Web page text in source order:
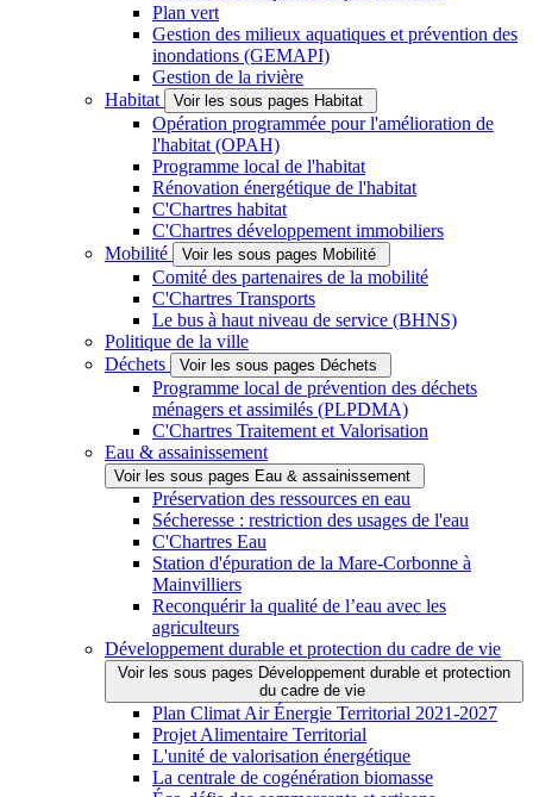
Plan vert
Gestion des milieux aquatiques et prévention des
inondations (GEMAPI)
Gestion de la rivière
Habitat
Voir les sous pages Habitat
Opération programmée pour l'amélioration de
l'habitat (OPAH)
Programme local de l'habitat
Rénovation énergétique de l'habitat
C'Chartres habitat
C'Chartres développement immobiliers
Mobilité
Voir les sous pages Mobilité
Comité des partenaires de la mobilité
C'Chartres Transports
Le bus à haut niveau de service (BHNS)
Politique de la ville
Déchets
Voir les sous pages Déchets
Programme local de prévention des déchets
ménagers et assimilés (PLPDMA)
C'Chartres Traitement et Valorisation
Eau & assainissement
Voir les sous pages Eau & assainissement
Préservation des ressources en eau
Sécheresse : restriction des usages de l'eau
C'Chartres Eau
Station d'épuration de la Mare-Corbonne à
Mainvilliers
Reconquérir la qualité de l’eau avec les
agriculteurs
Développement durable et protection du cadre de vie
Voir les sous pages Développement durable et protection
du cadre de vie
Plan Climat Air Énergie Territorial 2021-2027
Projet Alimentaire Territorial
L'unité de valorisation énergétique
La centrale de cogénération biomasse